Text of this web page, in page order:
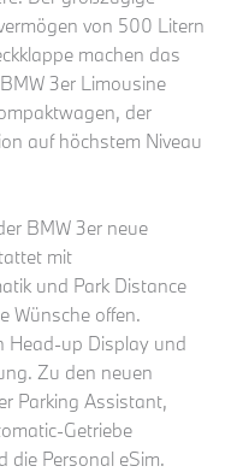
von 500 Litern
machen das
3er Limousine
der
auf höchstem Niveau
BMW 3er neue
mit
und Park Distance
Wünsche offen.
Head-up Display und
Zu den neuen
Parking Assistant,
Getriebe
die Personal eSim.